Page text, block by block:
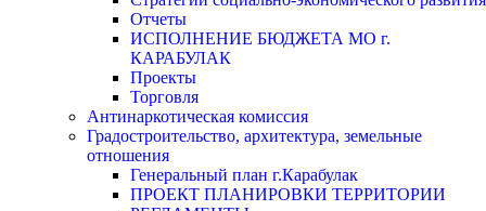
Отчеты
ИСПОЛНЕНИЕ БЮДЖЕТА МО г.
КАРАБУЛАК
Проекты
Торговля
Антинаркотическая комиссия
Градостроительство, архитектура, земельные
отношения
Генеральный план г.Карабулак
ПРОЕКТ ПЛАНИРОВКИ ТЕРРИТОРИИ